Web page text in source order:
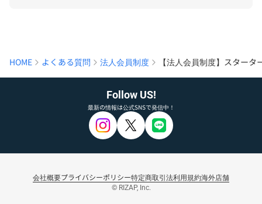
HOME よくある質問 法人会員制度 【法人会員制度】スター
Follow US!
最新の情報は公式SNSで発信中！
会社概要プライバシーポリシー特定商取引法利用規約海外店舗
© RIZAP, Inc.